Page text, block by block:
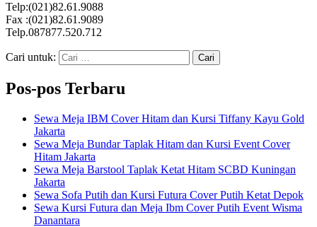
Telp:(021)82.61.9088
Fax :(021)82.61.9089
Telp.087877.520.712
Cari untuk:
Pos-pos Terbaru
Sewa Meja IBM Cover Hitam dan Kursi Tiffany Kayu Gold
Jakarta
Sewa Meja Bundar Taplak Hitam dan Kursi Event Cover
Hitam Jakarta
Sewa Meja Barstool Taplak Ketat Hitam SCBD Kuningan
Jakarta
Sewa Sofa Putih dan Kursi Futura Cover Putih Ketat Depok
Sewa Kursi Futura dan Meja Ibm Cover Putih Event Wisma
Danantara